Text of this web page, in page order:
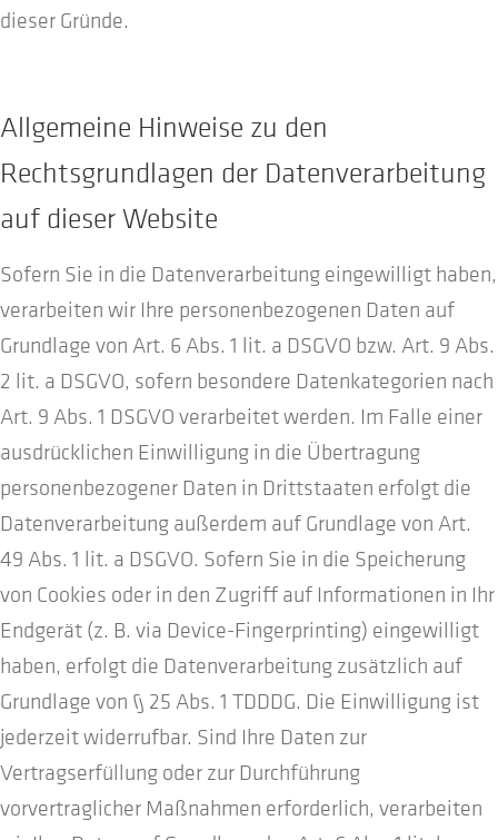
dieser Gründe.
Allgemeine Hinweise zu den
Rechtsgrundlagen der Datenverarbeitung
auf dieser Website
Sofern Sie in die Datenverarbeitung eingewilligt haben,
verarbeiten wir Ihre personenbezogenen Daten auf
Grundlage von Art. 6 Abs. 1 lit. a DSGVO bzw. Art. 9 Abs.
2 lit. a DSGVO, sofern besondere Datenkategorien nach
Art. 9 Abs. 1 DSGVO verarbeitet werden. Im Falle einer
ausdrücklichen Einwilligung in die Übertragung
personenbezogener Daten in Drittstaaten erfolgt die
Datenverarbeitung außerdem auf Grundlage von Art.
49 Abs. 1 lit. a DSGVO. Sofern Sie in die Speicherung
von Cookies oder in den Zugriff auf Informationen in Ihr
Endgerät (z. B. via Device-Fingerprinting) eingewilligt
haben, erfolgt die Datenverarbeitung zusätzlich auf
Grundlage von § 25 Abs. 1 TDDDG. Die Einwilligung ist
jederzeit widerrufbar. Sind Ihre Daten zur
Vertragserfüllung oder zur Durchführung
vorvertraglicher Maßnahmen erforderlich, verarbeiten